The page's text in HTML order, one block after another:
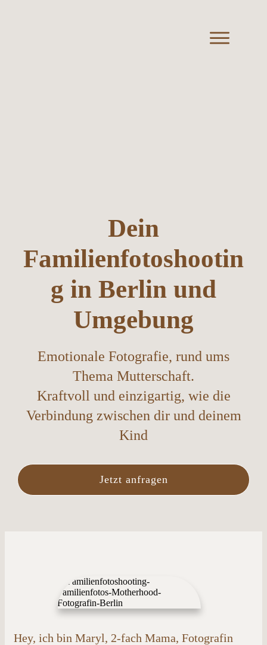
Dein
Familienfotoshootin
g in Berlin und
Umgebung
Emotionale Fotografie, rund ums
Thema Mutterschaft.
Kraftvoll und einzigartig, wie die
Verbindung zwischen dir und deinem
Kind
Jetzt anfragen
Hey, ich bin Maryl, 2-fach Mama, Fotografin